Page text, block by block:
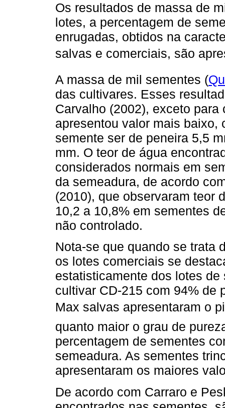
Os resultados de massa de
lotes, a percentagem de
enrugadas, obtidos na
salvas e comerciais, são
A massa de mil sementes (
das cultivares. Esses
Carvalho (2002), exceto
apresentou valor mais baixo,
semente ser de peneira 5,5
mm. O teor de água
considerados normais em
da semeadura, de acordo
(2010), que observaram teor
10,2 a 10,8% em sementes
não controlado.
Nota-se que quando se trata
os lotes comerciais se
estatisticamente dos lotes
cultivar CD-215 com 94% de
Max salvas apresentaram
quanto maior o grau de
percentagem de sementes
semeadura. As sementes
apresentaram os maiores
De acordo com Carraro e